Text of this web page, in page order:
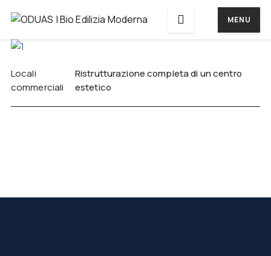
MENU
Locali
commerciali
Ristrutturazione completa di un centro
estetico